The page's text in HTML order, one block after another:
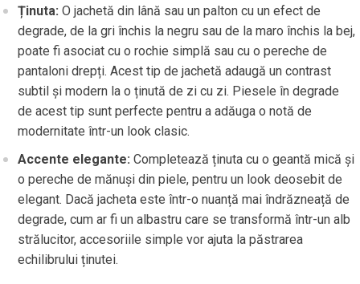
Ținuta: O jachetă din lână sau un palton cu un efect de
degrade, de la gri închis la negru sau de la maro închis la bej,
poate fi asociat cu o rochie simplă sau cu o pereche de
pantaloni drepți. Acest tip de jachetă adaugă un contrast
subtil și modern la o ținută de zi cu zi. Piesele în degrade
de acest tip sunt perfecte pentru a adăuga o notă de
modernitate într-un look clasic.
Accente elegante: Completează ținuta cu o geantă mică și
o pereche de mănuși din piele, pentru un look deosebit de
elegant. Dacă jacheta este într-o nuanță mai îndrăzneață de
degrade, cum ar fi un albastru care se transformă într-un alb
strălucitor, accesoriile simple vor ajuta la păstrarea
echilibrului ținutei.